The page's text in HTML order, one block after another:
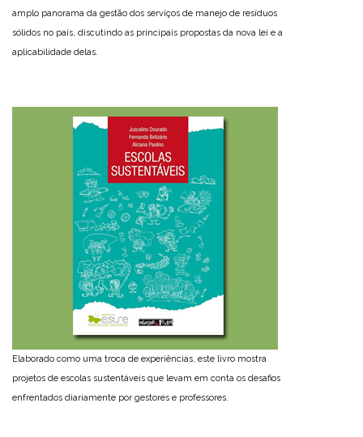
amplo panorama da gestão dos serviços de manejo de resíduos
sólidos no país, discutindo as principais propostas da nova lei e a
aplicabilidade delas.
Elaborado como uma troca de experiências, este livro mostra
projetos de escolas sustentáveis que levam em conta os desafios
enfrentados diariamente por gestores e professores.